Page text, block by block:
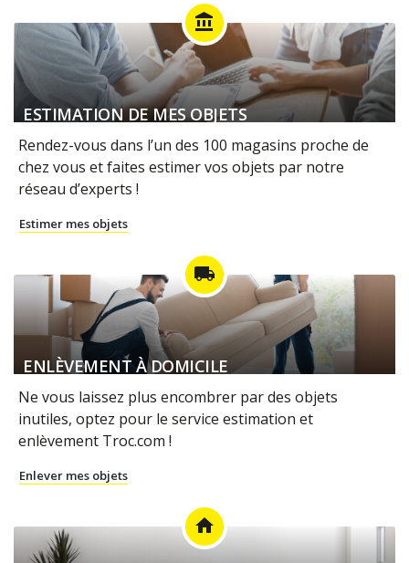
account_balance
ESTIMATION DE MES OBJETS
Rendez-vous dans l’un des 100 magasins proche de
chez vous et faites estimer vos objets par notre
réseau d’experts !
Estimer mes objets
local_shipping
ENLÈVEMENT À DOMICILE
Ne vous laissez plus encombrer par des objets
inutiles, optez pour le service estimation et
enlèvement Troc.com !
Enlever mes objets
home